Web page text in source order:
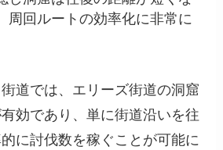
周回ルートの効率化に非常に
道では、エリーズ街道の洞窟
効であり、単に街道沿いを往
に討伐数を稼ぐことが可能に